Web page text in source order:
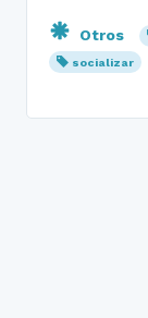
Otros
socializar